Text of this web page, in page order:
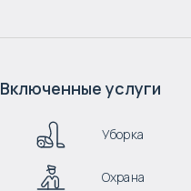
Включенные услуги
Уборка
Охрана